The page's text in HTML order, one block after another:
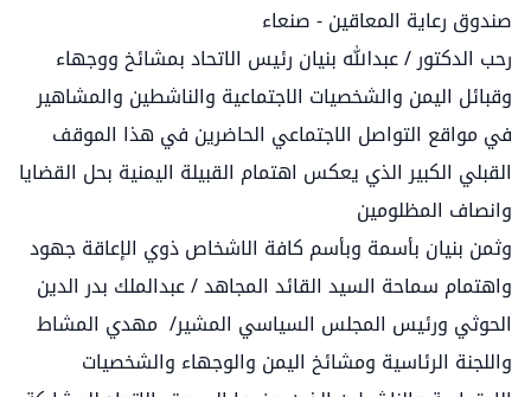
صندوق رعاية المعاقين - صنعاء
رحب الدكتور / عبدالله بنيان رئيس الاتحاد بمشائخ ووجهاء
وقبائل اليمن والشخصيات الاجتماعية والناشطين والمشاهير
في مواقع التواصل الاجتماعي الحاضرين في هذا الموقف
القبلي الكبير الذي يعكس اهتمام القبيلة اليمنية بحل القضايا
وانصاف المظلومين
وثمن بنيان بأسمة وبأسم كافة الاشخاص ذوي الإعاقة جهود
واهتمام سماحة السيد القائد المجاهد / عبدالملك بدر الدين
الحوثي ورئيس المجلس السياسي المشير/ مهدي المشاط
واللجنة الرئاسية ومشائخ اليمن والوجهاء والشخصيات